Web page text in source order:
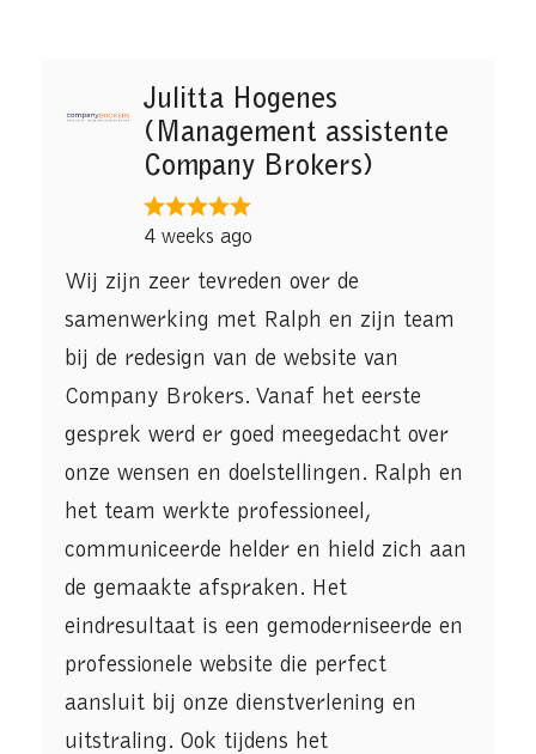
Julitta Hogenes
(Management assistente
Company Brokers)
4 weeks ago
Wij zijn zeer tevreden over de
samenwerking met Ralph en zijn team
bij de redesign van de website van
Company Brokers. Vanaf het eerste
gesprek werd er goed meegedacht over
onze wensen en doelstellingen. Ralph en
het team werkte professioneel,
communiceerde helder en hield zich aan
de gemaakte afspraken. Het
eindresultaat is een gemoderniseerde en
professionele website die perfect
aansluit bij onze dienstverlening en
uitstraling. Ook tijdens het